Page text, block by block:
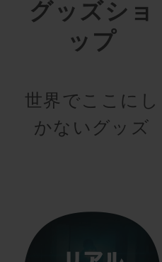
グッズショ
ップ
世界でここにし
かないグッズ